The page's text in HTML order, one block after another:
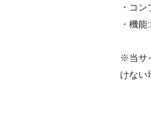
・コ
・機
※当サ
けない